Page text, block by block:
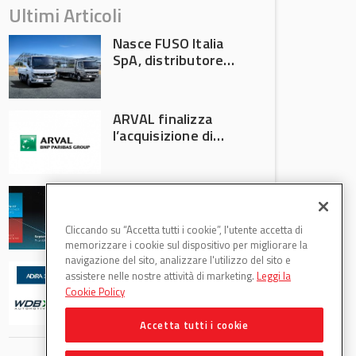
Ultimi Articoli
Nasce FUSO Italia
SpA, distributore
ARVAL finalizza
l’acquisizione di
Francoforte 2026
WDB Automotive
(Axitecnica) e Di.Pa.
Sport entrano in
ADIRA
Cliccando su “Accetta tutti i cookie”, l'utente accetta di
memorizzare i cookie sul dispositivo per migliorare la
navigazione del sito, analizzare l'utilizzo del sito e
assistere nelle nostre attività di marketing. Leggi la
Cookie Policy
Accetta tutti i cookie